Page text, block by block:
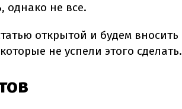
однако не все.
открытой и будем
не успели этого сделать.